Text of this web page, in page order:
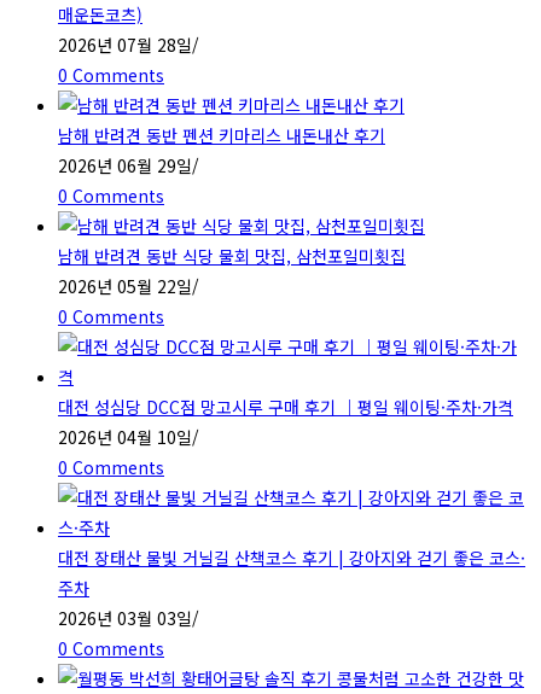
매운돈코츠)
2026년 07월 28일/
0 Comments
남해 반려견 동반 펜션 키마리스 내돈내산 후기
2026년 06월 29일/
0 Comments
남해 반려견 동반 식당 물회 맛집, 삼천포일미횟집
2026년 05월 22일/
0 Comments
대전 성심당 DCC점 망고시루 구매 후기 ｜평일 웨이팅·주차·가격
2026년 04월 10일/
0 Comments
대전 장태산 물빛 거닐길 산책코스 후기 | 강아지와 걷기 좋은 코스·
주차
2026년 03월 03일/
0 Comments